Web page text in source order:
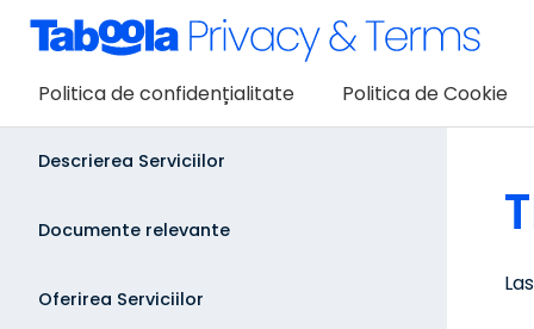
Politica de confidențialitate Politica de Cookie
Descrierea Serviciilor
Documente relevante
Oferirea Serviciilor